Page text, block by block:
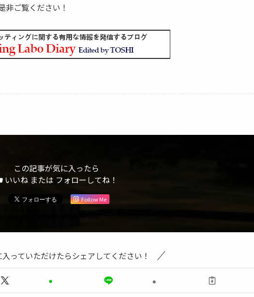
非ご覧ください！
この記事が気に入ったら
いいね または フォローしてね！
Follow Me
っていただけたらシェアしてください！